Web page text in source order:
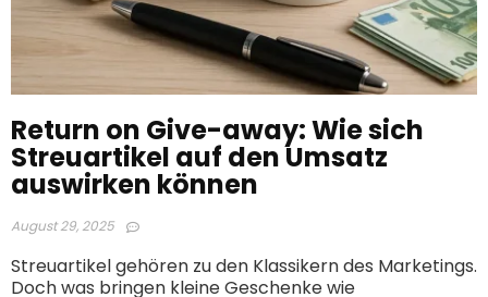
Return on Give-away: Wie sich
Streuartikel auf den Umsatz
auswirken können
August 29, 2025
Streuartikel gehören zu den Klassikern des Marketings.
Doch was bringen kleine Geschenke wie